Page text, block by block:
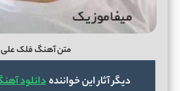
متن آهنگ فلک علی
دیگر آثار این خوانندهدانلود